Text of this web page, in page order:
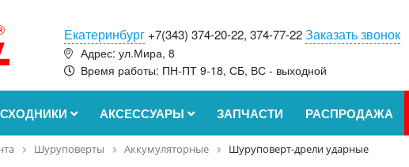
Екатеринбург +7(343) 374-20-22, 374-77-22 Заказать звонок
Адрес: ул.Мира, 8
Время работы: ПН-ПТ 9-18, СБ, ВС - выходной
АКСЕССУАРЫ ЗАПЧАСТИ РАСПРОДАЖА
Шуруповерты Аккумуляторные Шуруповерт-дрели ударные